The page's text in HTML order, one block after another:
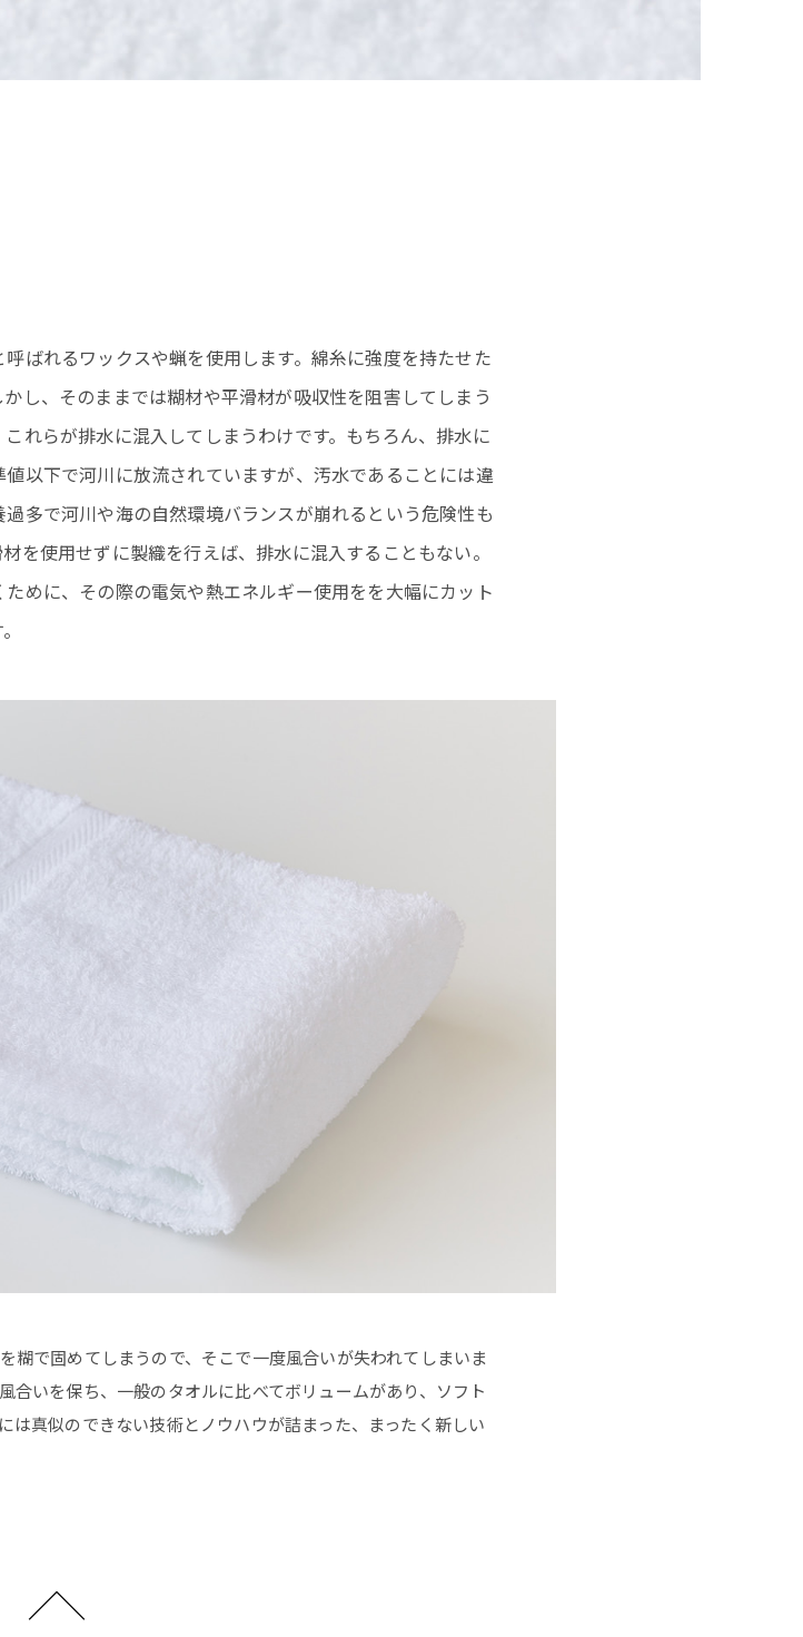
ばれるワックスや蝋を使用します。綿糸に強度を持たせた
し、そのままでは糊材や平滑材が吸収性を阻害してしまう
れらが排水に混入してしまうわけです。もちろん、排水に
以下で河川に放流されていますが、汚水であることには違
多で河川や海の自然環境バランスが崩れるという危険性も
を使用せずに製織を行えば、排水に混入することもない。
めに、その際の電気や熱エネルギー使用をを大幅にカット
糊で固めてしまうので、そこで一度風合いが失われてしまいま
合いを保ち、一般のタオルに比べてボリュームがあり、ソフト
は真似のできない技術とノウハウが詰まった、まったく新しい